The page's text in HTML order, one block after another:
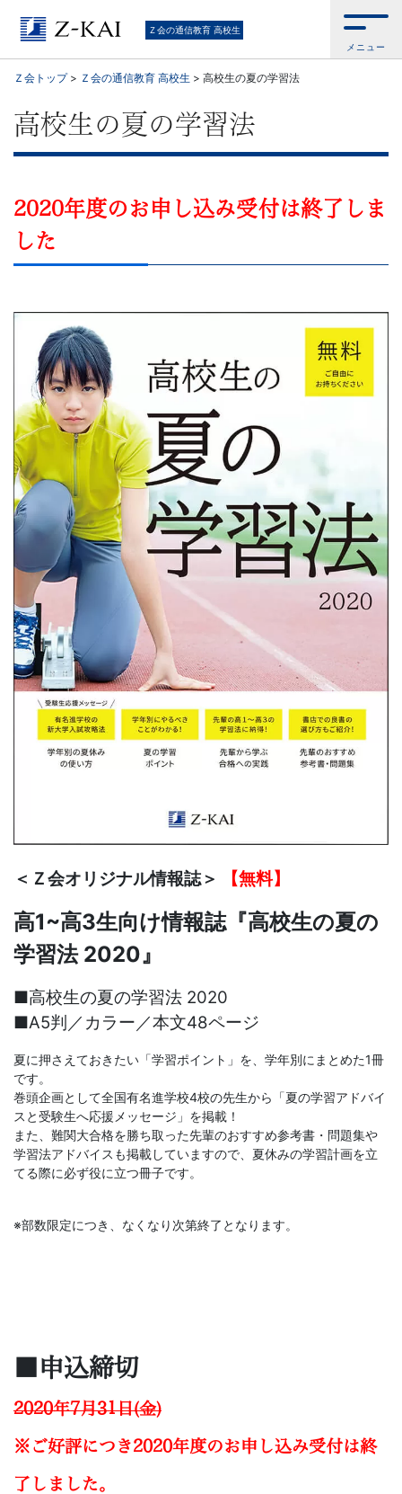
Ｚ
会
の
通
信
教
（高
生
向
け）
の
公
式
サ
ト。
Ｚ会の通信教育 高校生
メニュー
Ｚ会トップ> Ｚ会の通信教育 高校生 > 高校生の夏の学習法
高校生の夏の学習法
2020年度のお申し込み受付は終了しま
した
＜Ｚ会オリジナル情報誌＞ 【無料】
高1~高3生向け情報誌『高校生の夏の
学習法 2020』
■高校生の夏の学習法 2020
■A5判／カラー／本文48ページ
夏に押さえておきたい「学習ポイント」を、学年別にまとめた1冊
です。
巻頭企画として全国有名進学校4校の先生から「夏の学習アドバイ
スと受験生へ応援メッセージ」を掲載！
また、難関大合格を勝ち取った先輩のおすすめ参考書・問題集や
学習法アドバイスも掲載していますので、夏休みの学習計画を立
てる際に必ず役に立つ冊子です。
※部数限定につき、なくなり次第終了となります。
■申込締切
2020年7月31日(金)
※ご好評につき2020年度のお申し込み受付は終
了しました。